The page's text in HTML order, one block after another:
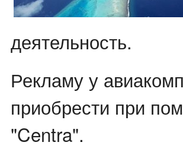
деятельность.
Рекламу у
приобрести при
"Centra".